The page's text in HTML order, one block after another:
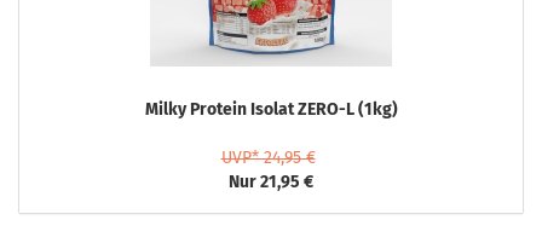
Milky Protein Isolat ZERO-L (1kg)
UVP* 24,95 €
Nur 21,95 €